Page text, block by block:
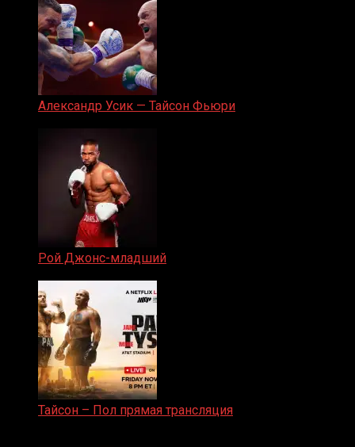
Александр Усик — Тайсон Фьюри
Рой Джонс-младший
Тайсон – Пол прямая трансляция